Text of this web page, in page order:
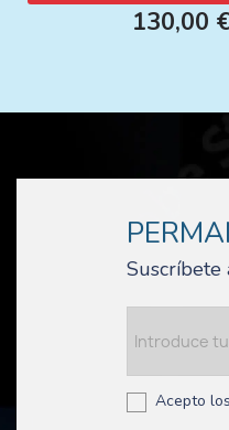
130,00
Suscríbete
Acepto